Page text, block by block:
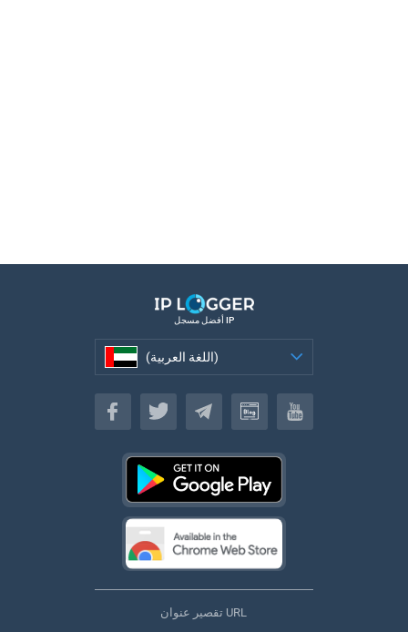
أفضل مسجل IP
(اللغة العربية)
(اللغة العربية)
تقصير عنوان URL